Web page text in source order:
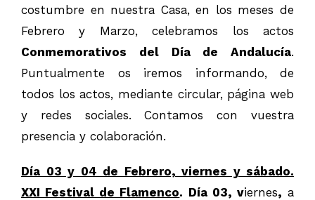
costumbre en nuestra Casa, en los meses de
Febrero y Marzo, celebramos los actos
Conmemorativos del Día de Andalucía.
Puntualmente os iremos informando, de
todos los actos, mediante circular, página web
y redes sociales. Contamos con vuestra
presencia y colaboración.
Día 03 y 04 de Febrero, viernes y sábado.
XXI Festival de Flamenco. Día 03, viernes, a